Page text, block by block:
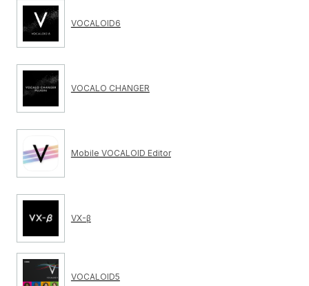
VOCALOID6
VOCALO CHANGER
Mobile VOCALOID Editor
VX-β
VOCALOID5